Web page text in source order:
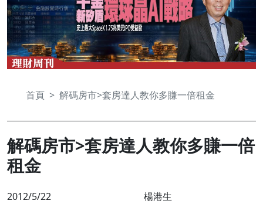
首頁 解碼房市>套房達人教你多賺一倍租金
解碼房市>套房達人教你多賺一倍
租金
2012/5/22 楊港生